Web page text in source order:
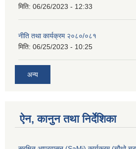
मिति: 06/26/2023 - 12:33
नीति तथा कार्यक्रम २०८०/०८१
मिति: 06/25/2023 - 10:25
अन्य
ऐन, कानुन तथा निर्देशिका